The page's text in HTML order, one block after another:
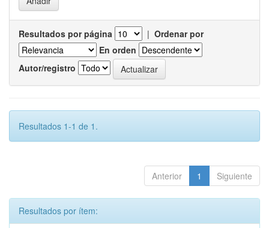
Resultados por página | Ordenar por
En orden
Autor/registro
Resultados 1-1 de 1.
Anterior 1 Siguiente
Resultados por ítem: